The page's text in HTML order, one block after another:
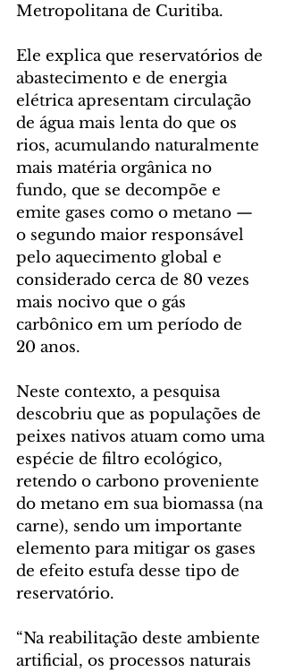
Metropolitana de Curitiba.
Ele explica que reservatórios de
abastecimento e de energia
elétrica apresentam circulação
de água mais lenta do que os
rios, acumulando naturalmente
mais matéria orgânica no
fundo, que se decompõe e
emite gases como o metano —
o segundo maior responsável
pelo aquecimento global e
considerado cerca de 80 vezes
mais nocivo que o gás
carbônico em um período de
20 anos.
Neste contexto, a pesquisa
descobriu que as populações de
peixes nativos atuam como uma
espécie de filtro ecológico,
retendo o carbono proveniente
do metano em sua biomassa (na
carne), sendo um importante
elemento para mitigar os gases
de efeito estufa desse tipo de
reservatório.
“Na reabilitação deste ambiente
artificial, os processos naturais